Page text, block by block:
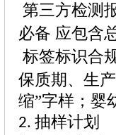
第三方检测
必备 应包含
标签标识合
保质期、生
缩”字样；婴
2. 抽样计划